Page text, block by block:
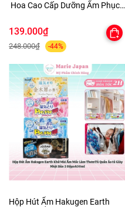
Hoa Cao Cấp Dưỡng Ẩm Phục
139.000₫
248.000₫ -44%
Hộp Hút Ẩm Hakugen Earth